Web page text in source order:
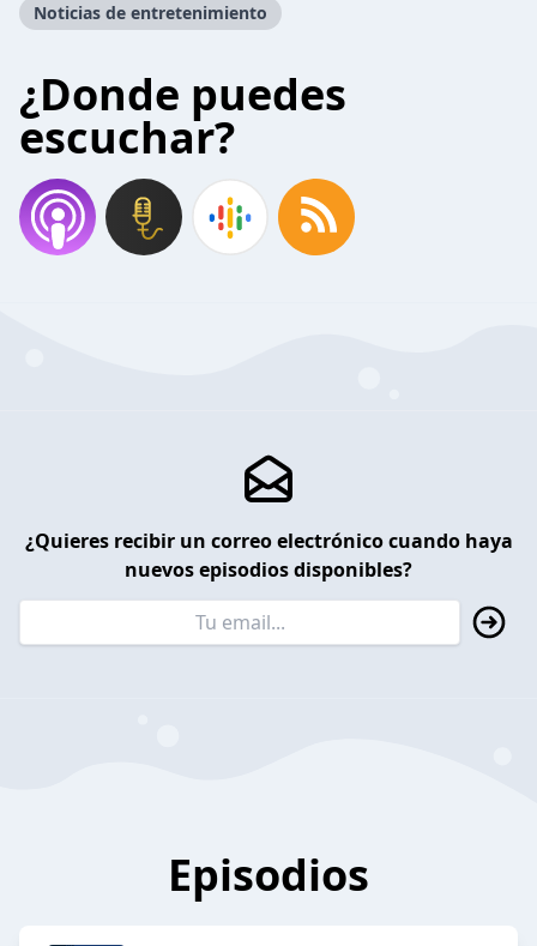
Noticias de entretenimiento
¿Donde puedes
escuchar?
¿Quieres recibir un correo electrónico cuando haya
nuevos episodios disponibles?
Episodios